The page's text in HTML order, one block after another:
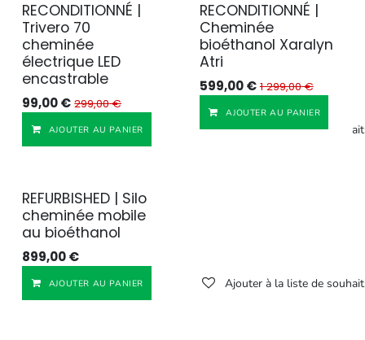
Reconditionné
RECONDITIONNÉ |
Trivero 70
cheminée
électrique LED
encastrable
99,00€ 299,00€
AJOUTER AU PANIER Ajouter à la liste de
Reconditionné
RECONDITIONNÉ |
Cheminée
bioéthanol Xaralyn
Atri
599,00€ 1 299,00€
AJOUTER AU PANIER
Reconditionné
REFURBISHED | Silo
cheminée mobile
au bioéthanol
899,00€
AJOUTER AU PANIER Ajouter à la liste de